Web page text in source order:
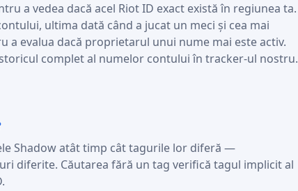
a vedea dacă acel Riot ID exact există în regiunea ta.
ultima dată când a jucat un meci și cea mai
evalua dacă proprietarul unui nume mai este activ.
complet al numelor contului în tracker-ul nostru.
Shadow atât timp cât tagurile lor diferă —
diferite. Căutarea fără un tag verifică tagul implicit al